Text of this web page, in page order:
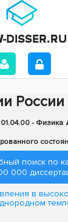
России
01.04.00 - Физика
поиск по
000
в